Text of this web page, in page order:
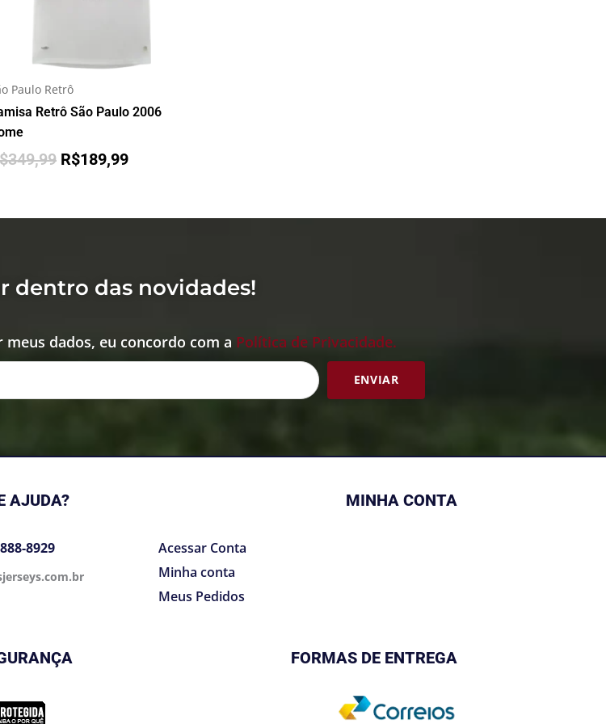
Paulo Retrô
Retrô São Paulo 2006
349,99 R$189,99
dentro das novidades!
dados, eu concordo com a Política de Privacidade.
ENVIAR
AJUDA?
8929
MINHA CONTA
Acessar Conta
Minha conta
Meus Pedidos
FORMAS DE ENTREGA